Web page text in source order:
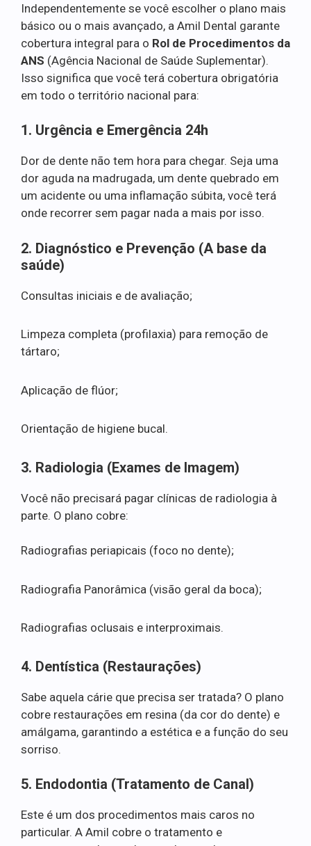
Independentemente se você escolher o plano mais
básico ou o mais avançado, a Amil Dental garante
cobertura integral para o Rol de Procedimentos da
ANS (Agência Nacional de Saúde Suplementar).
Isso significa que você terá cobertura obrigatória
em todo o território nacional para:
1. Urgência e Emergência 24h
Dor de dente não tem hora para chegar. Seja uma
dor aguda na madrugada, um dente quebrado em
um acidente ou uma inflamação súbita, você terá
onde recorrer sem pagar nada a mais por isso.
2. Diagnóstico e Prevenção (A base da
saúde)
Consultas iniciais e de avaliação;
Limpeza completa (profilaxia) para remoção de
tártaro;
Aplicação de flúor;
Orientação de higiene bucal.
3. Radiologia (Exames de Imagem)
Você não precisará pagar clínicas de radiologia à
parte. O plano cobre:
Radiografias periapicais (foco no dente);
Radiografia Panorâmica (visão geral da boca);
Radiografias oclusais e interproximais.
4. Dentística (Restaurações)
Sabe aquela cárie que precisa ser tratada? O plano
cobre restaurações em resina (da cor do dente) e
amálgama, garantindo a estética e a função do seu
sorriso.
5. Endodontia (Tratamento de Canal)
Este é um dos procedimentos mais caros no
particular. A Amil cobre o tratamento e